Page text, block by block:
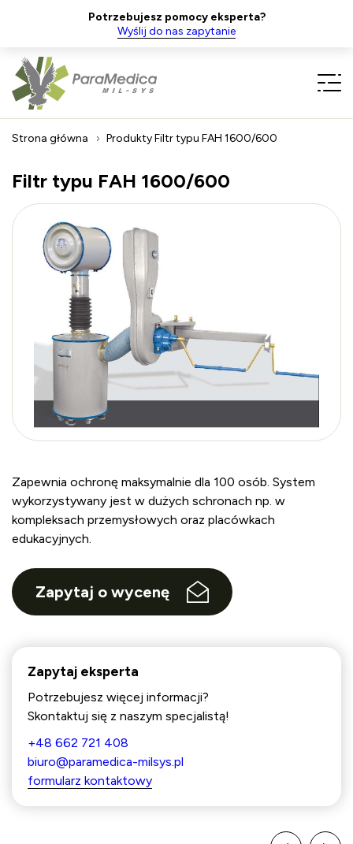
Potrzebujesz pomocy eksperta?
Wyślij do nas zapytanie
Strona główna ProduktyFiltr typu FAH 1600/600
Filtr typu FAH 1600/600
Zapewnia ochronę maksymalnie dla 100 osób. System
wykorzystywany jest w dużych schronach np. w
kompleksach przemysłowych oraz placówkach
edukacyjnych.
Zapytaj o wycenę
Zapytaj eksperta
Potrzebujesz więcej informacji?
Skontaktuj się z naszym specjalistą!
+48 662 721 408
biuro@paramedica-milsys.pl
formularz kontaktowy